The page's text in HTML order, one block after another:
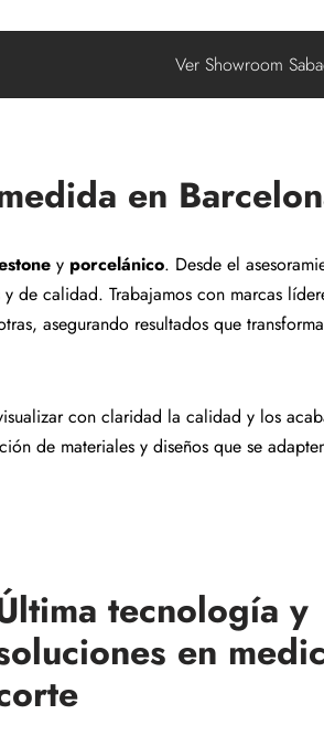
Ver Showroom
en
y porcelánico. Desde el
calidad. Trabajamos con marcas
asegurando resultados que
con claridad la calidad y los
de materiales y diseños que se
tecnología y
en